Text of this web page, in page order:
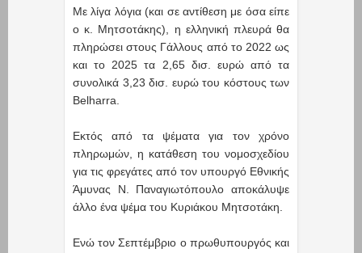
Με λίγα λόγια (και σε αντίθεση με όσα είπε
ο κ. Μητσοτάκης), η ελληνική πλευρά θα
πληρώσει στους Γάλλους από το 2022 ως
και το 2025 τα 2,65 δισ. ευρώ από τα
συνολικά 3,23 δισ. ευρώ του κόστους των
Belharra.
Εκτός από τα ψέματα για τον χρόνο
πληρωμών, η κατάθεση του νομοσχεδίου
για τις φρεγάτες από τον υπουργό Εθνικής
Άμυνας Ν. Παναγιωτόπουλο αποκάλυψε
άλλο ένα ψέμα του Κυριάκου Μητσοτάκη.
Ενώ τον Σεπτέμβριο ο πρωθυπουργός και